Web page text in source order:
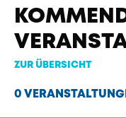
ZUR ÜBERSICHT
0